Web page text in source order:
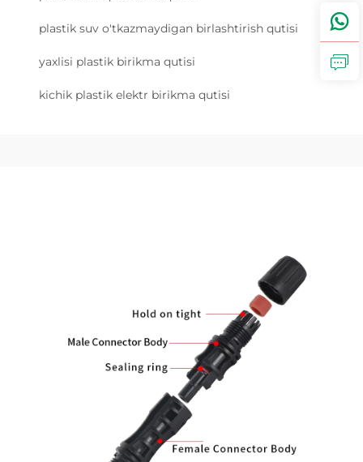
plastik suv o'tkazmaydigan birlashtirish qutisi
yaxlisi plastik birikma qutisi
kichik plastik elektr birikma qutisi